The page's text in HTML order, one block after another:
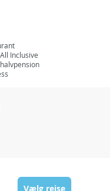
Inclusive
Vælg rejse